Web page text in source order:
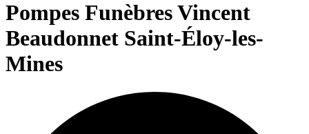
Pompes Funèbres Vincent
Beaudonnet Saint-Éloy-les-
Mines